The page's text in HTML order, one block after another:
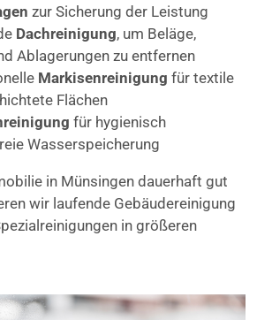
zur Sicherung der Leistung
Dachreinigung, um Beläge,
Ablagerungen zu entfernen
Markisenreinigung für textile
Flächen
für hygienisch
Wasserspeicherung
in Münsingen dauerhaft gut
wir laufende Gebäudereinigung
in größeren